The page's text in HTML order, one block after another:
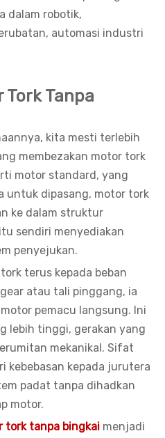
dalam robotik,
automasi industri
Tork Tanpa
kita mesti terlebih
membezakan motor tork
motor standard, yang
untuk dipasang, motor tork
ke dalam struktur
sendiri menyediakan
penyejukan.
terus kepada beban
atau tali pinggang, ia
pemacu langsung. Ini
lebih tinggi, gerakan yang
mekanikal. Sifat
kebebasan kepada jurutera
padat tanpa dihadkan
motor.
tork tanpa bingkai menjadi